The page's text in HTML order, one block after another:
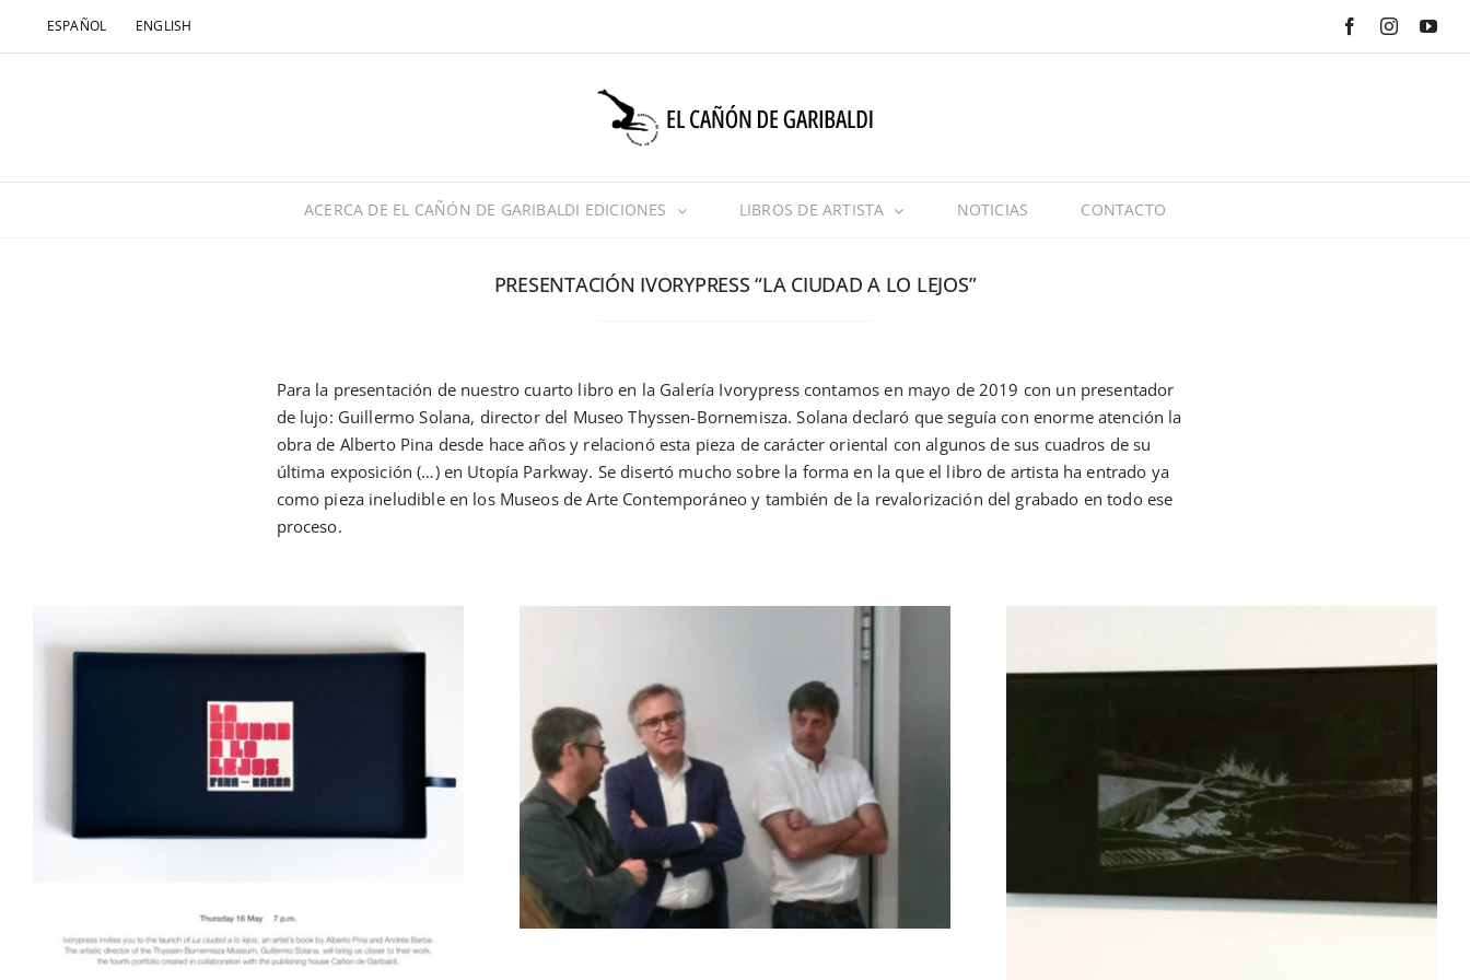
ESPAÑOL ENGLISH FacebookInstagram
ACERCA DE EL CAÑÓN DE GARIBALDI EDICIONES LIBROS DE ARTISTA NOTICIAS CONTACTO
PRESENTACIÓN IVORYPRESS “LA CIUDAD A LO LEJOS”
Para la presentación de nuestro cuarto libro en la Galería Ivorypress contamos en mayo de 2019 con un presentador
de lujo: Guillermo Solana, director del Museo Thyssen-Bornemisza. Solana declaró que seguía con enorme atención la
obra de Alberto Pina desde hace años y relacionó esta pieza de carácter oriental con algunos de sus cuadros de su
última exposición (…) en Utopía Parkway. Se disertó mucho sobre la forma en la que el libro de artista ha entrado ya
como pieza ineludible en los Museos de Arte Contemporáneo y también de la revalorización del grabado en todo ese
proceso.